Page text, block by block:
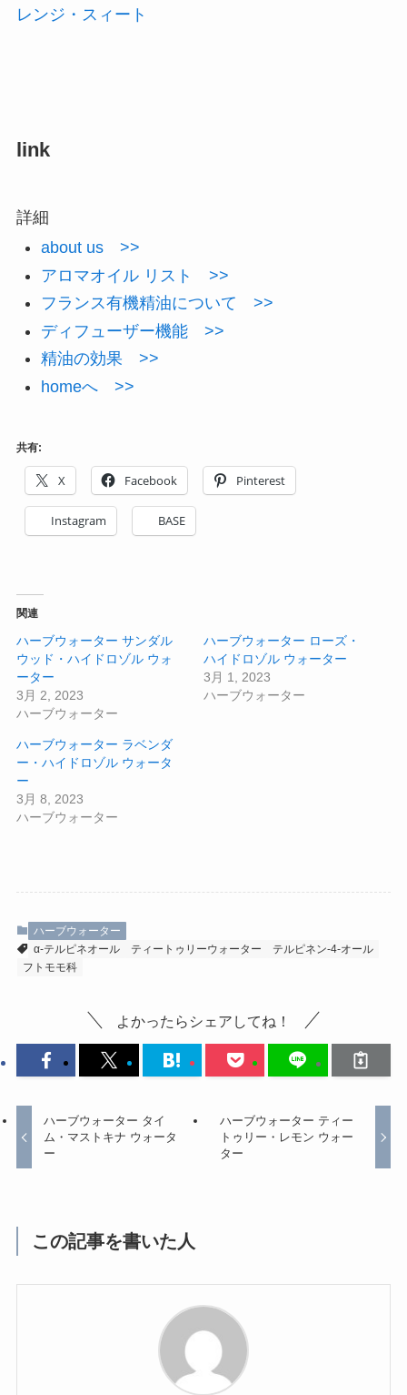
レンジ・スィート
link
詳細
about us >>
アロマオイル リスト >>
フランス有機精油について >>
ディフューザー機能 >>
精油の効果 >>
homeへ >>
共有:
X Facebook Pinterest
Instagram BASE
関連
ハーブウォーター サンダル
ウッド・ハイドロゾル ウォ
ーター
3月 2, 2023
ハーブウォーター
ハーブウォーター ローズ・
ハイドロゾル ウォーター
3月 1, 2023
ハーブウォーター
ハーブウォーター ラベンダ
ー・ハイドロゾル ウォータ
ー
3月 8, 2023
ハーブウォーター
ハーブウォーター
α-テルピネオール
ティートゥリーウォーター
テルピネン-4-オール
フトモモ科
よかったらシェアしてね！
ハーブウォーター タイ
ム・マストキナ ウォータ
ー
ハーブウォーター ティー
トゥリー・レモン ウォー
ター
この記事を書いた人